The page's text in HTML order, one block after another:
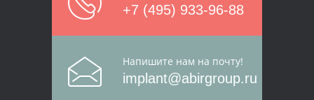
+7 (495) 933-96-88
Напишите нам на почту!
implant@abirgroup.ru